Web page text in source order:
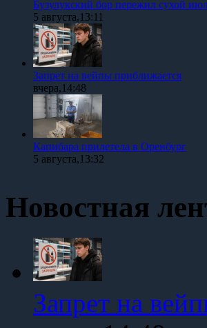
Бузулукский бор пережил сухой
5 августа,13:11
Запрет на вейпы приближается
вчера,14:48
Капибара прилетела в Оренбург
5 августа,13:32
Новостная
Запрет на